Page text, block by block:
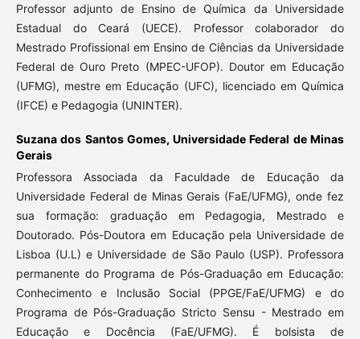
Professor adjunto de Ensino de Química da Universidade
Estadual do Ceará (UECE). Professor colaborador do
Mestrado Profissional em Ensino de Ciências da Universidade
Federal de Ouro Preto (MPEC-UFOP). Doutor em Educação
(UFMG), mestre em Educação (UFC), licenciado em Química
(IFCE) e Pedagogia (UNINTER).
Suzana dos Santos Gomes,Universidade Federal de Minas
Gerais
Professora Associada da Faculdade de Educação da
Universidade Federal de Minas Gerais (FaE/UFMG), onde fez
sua formação: graduação em Pedagogia, Mestrado e
Doutorado. Pós-Doutora em Educação pela Universidade de
Lisboa (U.L) e Universidade de São Paulo (USP). Professora
permanente do Programa de Pós-Graduação em Educação:
Conhecimento e Inclusão Social (PPGE/FaE/UFMG) e do
Programa de Pós-Graduação Stricto Sensu - Mestrado em
Educação e Docência (FaE/UFMG). É bolsista de